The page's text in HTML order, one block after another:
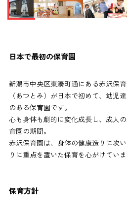
日本で最初の保育園
新潟市中央区東湊町通にある赤沢保
（あつとみ）が日本で初めて、幼児
のある保育園です。
心も身体も劇的に変化成長し、成人
育園の期間。
赤沢保育園は、身体の健康造りに次
りに重点を置いた保育を心がけていま
保育方針